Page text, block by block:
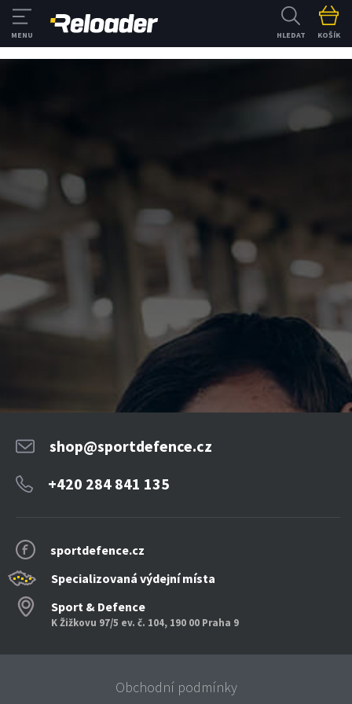
HLEDAT KOŠÍK
sportdefence.cz
Specializovaná výdejní místa
Sport & Defence
K Žižkovu 97/5 ev. č. 104, 190 00 Praha 9
shop@sportdefence.cz
+420 284 841 135
Obchodní podmínky